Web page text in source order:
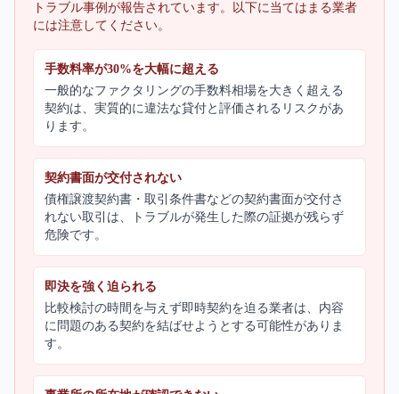
トラブル事例が報告されています。以下に当てはまる業者
には注意してください。
手数料率が30%を大幅に超える
一般的なファクタリングの手数料相場を大きく超える
契約は、実質的に違法な貸付と評価されるリスクがあ
ります。
契約書面が交付されない
債権譲渡契約書・取引条件書などの契約書面が交付さ
れない取引は、トラブルが発生した際の証拠が残らず
危険です。
即決を強く迫られる
比較検討の時間を与えず即時契約を迫る業者は、内容
に問題のある契約を結ばせようとする可能性がありま
す。